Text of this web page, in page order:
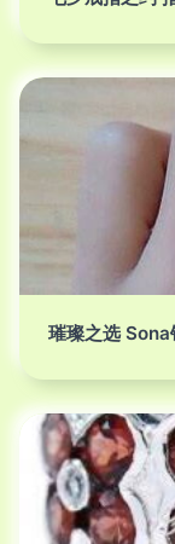
璀璨之选